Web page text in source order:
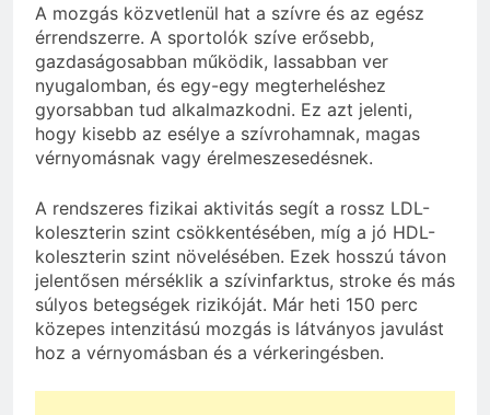
A mozgás közvetlenül hat a szívre és az egész
érrendszerre. A sportolók szíve erősebb,
gazdaságosabban működik, lassabban ver
nyugalomban, és egy-egy megterheléshez
gyorsabban tud alkalmazkodni. Ez azt jelenti,
hogy kisebb az esélye a szívrohamnak, magas
vérnyomásnak vagy érelmeszesedésnek.
A rendszeres fizikai aktivitás segít a rossz LDL-
koleszterin szint csökkentésében, míg a jó HDL-
koleszterin szint növelésében. Ezek hosszú távon
jelentősen mérséklik a szívinfarktus, stroke és más
súlyos betegségek rizikóját. Már heti 150 perc
közepes intenzitású mozgás is látványos javulást
hoz a vérnyomásban és a vérkeringésben.